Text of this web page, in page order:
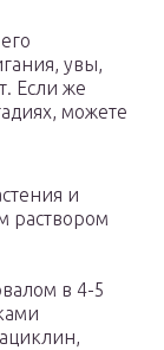
увы,
Если же
можете
и
раствором
в 4-5